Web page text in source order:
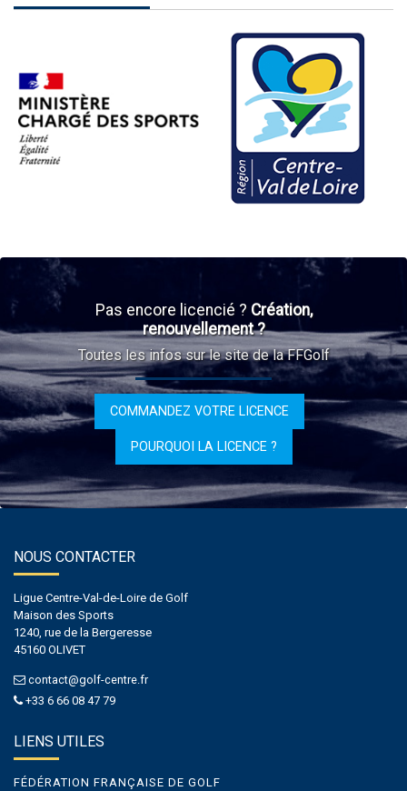
Pas encore licencié ? Création,
renouvellement ?
Toutes les infos sur le site de la FFGolf
COMMANDEZ VOTRE LICENCE
POURQUOI LA LICENCE ?
NOUS CONTACTER
Ligue Centre-Val-de-Loire de Golf
Maison des Sports
1240, rue de la Bergeresse
45160 OLIVET
contact@golf-centre.fr
+33 6 66 08 47 79
LIENS UTILES
FÉDÉRATION FRANÇAISE DE GOLF